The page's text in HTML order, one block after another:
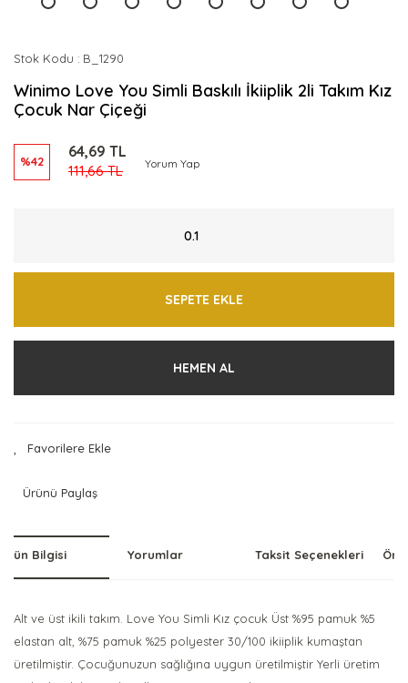
Stok Kodu B_1290
Winimo Love You Simli Baskılı İkiiplik 2li Takım Kız
Çocuk Nar Çiçeği
%42
64,69 TL
111,66 TL Yorum Yap
SEPETE EKLE
HEMEN AL
Ürünü Paylaş
Ürün Bilgisi Yorumlar Taksit Seçenekleri
Alt ve üst ikili takım. Love You Simli Kız çocuk Üst %95 pamuk %5
elastan alt, %75 pamuk %25 polyester 30/100 ikiiplik kumaştan
üretilmiştir. Çocuğunuzun sağlığına uygun üretilmiştir Yerli üretim